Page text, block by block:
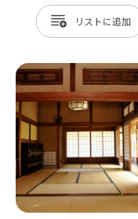
リスト